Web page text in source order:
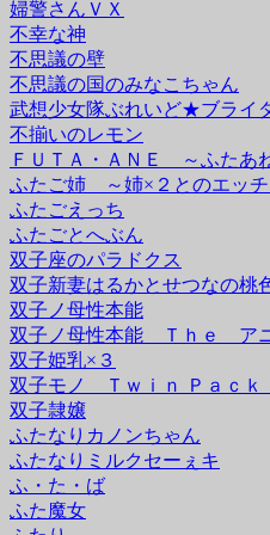
婦警さんＶＸ
不幸な神
不思議の壁
不思議の国のみなこちゃん
武想少女隊ぶれいど★ブライ
不揃いのレモン
ＦＵＴＡ・ＡＮＥ ～ふたあ
ふたご姉 ～姉×２とのエッチ
ふたごえっち
ふたごとへぶん
双子座のパラドクス
双子新妻はるかとせつなの桃
双子ノ母性本能
双子ノ母性本能 Ｔｈｅ ア
双子姫乳×３
双子モノ Ｔｗｉｎ Ｐａｃｋ
双子隷嬢
ふたなりカノンちゃん
ふたなりミルクセーぇキ
ふ・た・ば
ふた魔女